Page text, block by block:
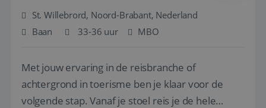
St. Willebrord, Noord-Brabant, Nederland
Baan
33-36 uur MBO
Met jouw ervaring in de reisbranche of
achtergrond in toerisme ben je klaar voor de
volgende stap. Vanaf je stoel reis je de hele